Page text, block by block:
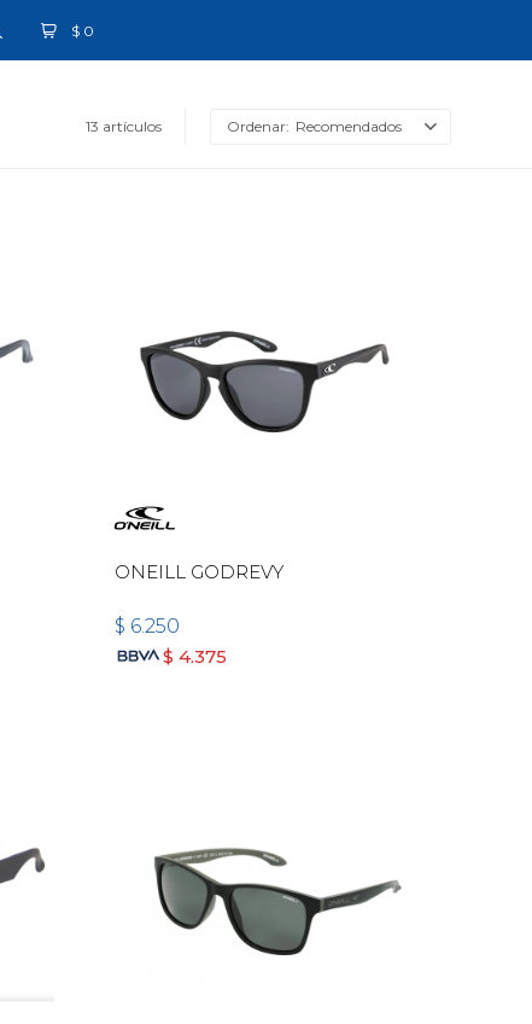
$ 0
13 artículos Recomendados
ONEILL GODREVY
$ 6.250
$ 4.375